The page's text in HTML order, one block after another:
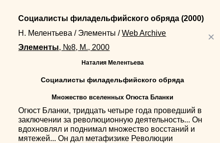
×
Социалисты филадельфийского обряда (2000)
Н. Мелентьева / Элементы / Web Archive
Элементы, №8, М., 2000
Наталия Мелентьева
Социалисты филадельфийского обряда
Множество вселенных Огюста Бланки
Огюст Бланки, тридцать четыре года проведший в
заключении за революционную деятельность... Он
вдохновлял и поднимал множество восстаний и
мятежей... Он дал метафизике Революции